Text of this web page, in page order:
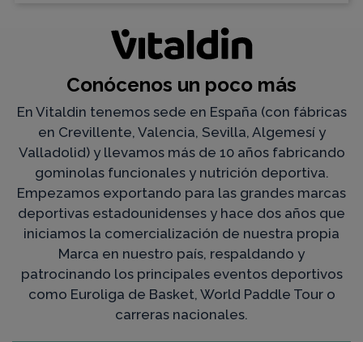
Conócenos un poco más
En Vitaldin tenemos sede en España (con fábricas
en Crevillente, Valencia, Sevilla, Algemesí y
Valladolid) y llevamos más de 10 años fabricando
gominolas funcionales y nutrición deportiva.
Empezamos exportando para las grandes marcas
deportivas estadounidenses y hace dos años que
iniciamos la comercialización de nuestra propia
Marca en nuestro país, respaldando y
patrocinando los principales eventos deportivos
como Euroliga de Basket, World Paddle Tour o
carreras nacionales.